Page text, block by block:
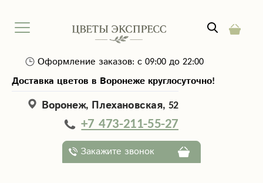
Оформление заказов: с 09:00 до 22:00
Доставка цветов в Воронеже круглосуточно!
Воронеж, Плехановская, 52
+7 473-211-55-27
Закажите звонок